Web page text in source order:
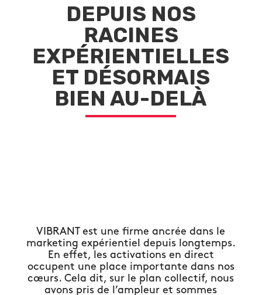
DEPUIS NOS
RACINES
EXPÉRIENTIELLES
ET DÉSORMAIS
BIEN AU-DELÀ
VIBRANT est une firme ancrée dans le
marketing expérientiel depuis longtemps.
En effet, les activations en direct
occupent une place importante dans nos
cœurs. Cela dit, sur le plan collectif, nous
avons pris de l’ampleur et sommes